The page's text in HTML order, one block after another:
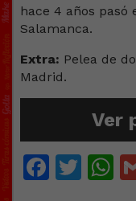
Extra: Pelea de
Madrid.
Ver